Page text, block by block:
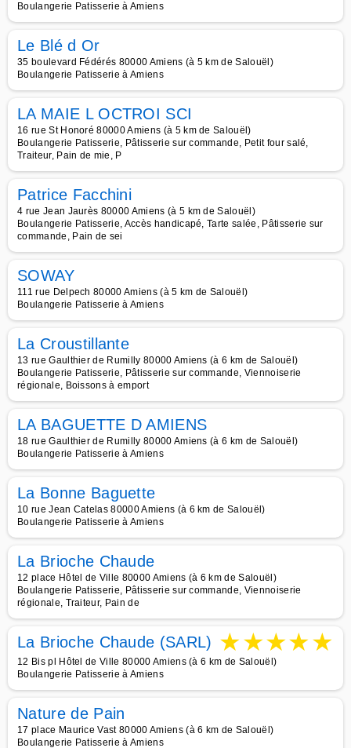
Boulangerie Patisserie à Amiens
Le Blé d Or
35 boulevard Fédérés 80000 Amiens (à 5 km de Salouël)
Boulangerie Patisserie à Amiens
LA MAIE L OCTROI SCI
16 rue St Honoré 80000 Amiens (à 5 km de Salouël)
Boulangerie Patisserie, Pâtisserie sur commande, Petit four salé,
Traiteur, Pain de mie, P
Patrice Facchini
4 rue Jean Jaurès 80000 Amiens (à 5 km de Salouël)
Boulangerie Patisserie, Accès handicapé, Tarte salée, Pâtisserie sur
commande, Pain de sei
SOWAY
111 rue Delpech 80000 Amiens (à 5 km de Salouël)
Boulangerie Patisserie à Amiens
La Croustillante
13 rue Gaulthier de Rumilly 80000 Amiens (à 6 km de Salouël)
Boulangerie Patisserie, Pâtisserie sur commande, Viennoiserie
régionale, Boissons à emport
LA BAGUETTE D AMIENS
18 rue Gaulthier de Rumilly 80000 Amiens (à 6 km de Salouël)
Boulangerie Patisserie à Amiens
La Bonne Baguette
10 rue Jean Catelas 80000 Amiens (à 6 km de Salouël)
Boulangerie Patisserie à Amiens
La Brioche Chaude
12 place Hôtel de Ville 80000 Amiens (à 6 km de Salouël)
Boulangerie Patisserie, Pâtisserie sur commande, Viennoiserie
régionale, Traiteur, Pain de
La Brioche Chaude (SARL) ★★★★★
12 Bis pl Hôtel de Ville 80000 Amiens (à 6 km de Salouël)
Boulangerie Patisserie à Amiens
Nature de Pain
17 place Maurice Vast 80000 Amiens (à 6 km de Salouël)
Boulangerie Patisserie à Amiens